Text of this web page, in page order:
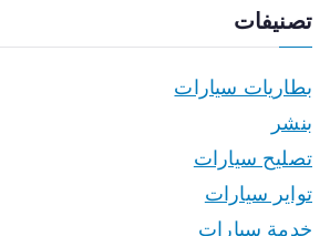
تصنيفات
بطاريات سيارات
بنشر
تصليح سيارات
تواير سيارات
خدمة سيارات